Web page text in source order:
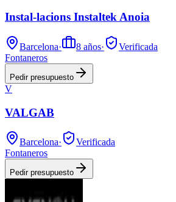
Instal-lacions Instaltek Anoia
Barcelona· 8 años·
Verificada
Fontaneros
Pedir presupuesto
V
VALGAB
Barcelona·
Verificada
Fontaneros
Pedir presupuesto